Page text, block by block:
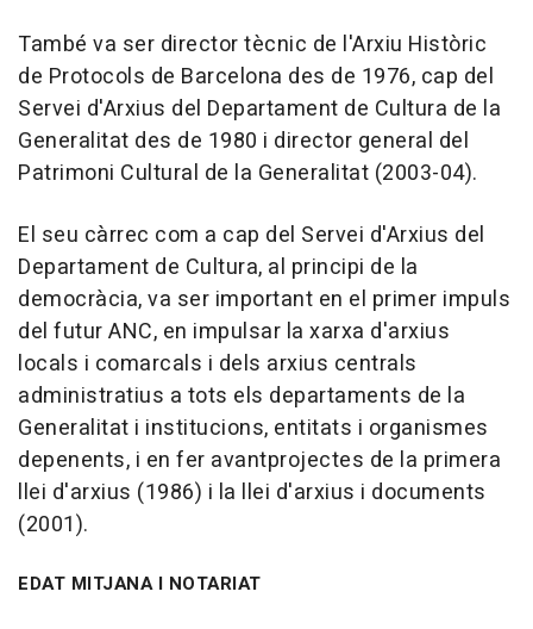
També va ser director tècnic de l'Arxiu Històric
de Protocols de Barcelona des de 1976, cap del
Servei d'Arxius del Departament de Cultura de la
Generalitat des de 1980 i director general del
Patrimoni Cultural de la Generalitat (2003-04).
El seu càrrec com a cap del Servei d'Arxius del
Departament de Cultura, al principi de la
democràcia, va ser important en el primer impuls
del futur ANC, en impulsar la xarxa d'arxius
locals i comarcals i dels arxius centrals
administratius a tots els departaments de la
Generalitat i institucions, entitats i organismes
depenents, i en fer avantprojectes de la primera
llei d'arxius (1986) i la llei d'arxius i documents
(2001).
EDAT MITJANA I NOTARIAT